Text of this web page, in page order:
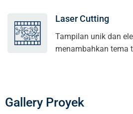
Laser Cutting
Tampilan unik dan
menambahkan tema
Gallery Proyek